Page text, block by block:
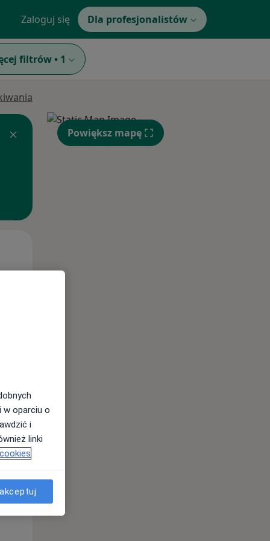
Zaloguj się Dla profesjonalistów
filtrów • 1
Wt,
Powiększ mapę
w oparciu o
i
linki